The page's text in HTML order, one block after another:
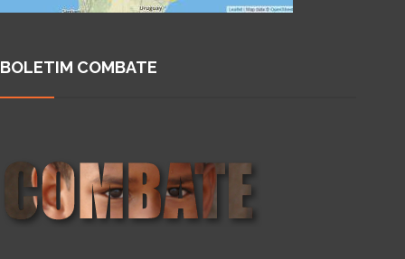
BOLETIM COMBATE